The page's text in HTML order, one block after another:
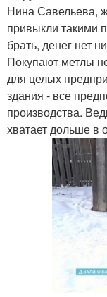
Нина Савельева,
привыкли такими
брать, денег нет
Покупают метлы
для целых
здания - все
производства.
хватает дольше в